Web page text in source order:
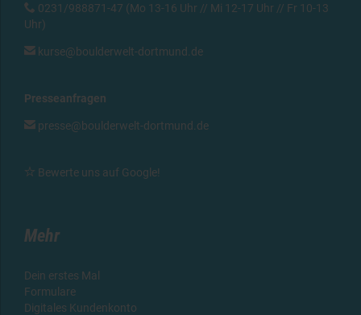
 0231/988871-47 (Mo 13-16 Uhr // Mi 12-17 Uhr // Fr 10-13
Uhr)
 kurse@boulderwelt-dortmund.de
Presseanfragen
 presse@boulderwelt-dortmund.de
 Bewerte uns auf Google!
Mehr
Dein erstes Mal
Formulare
Digitales Kundenkonto